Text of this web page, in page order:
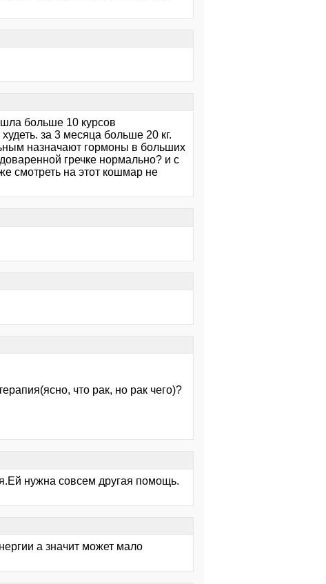
больше 10 курсов
за 3 месяца больше 20 кг.
назначают гормоны в больших
гречке нормально? и с
смотреть на этот кошмар не
что рак, но рак чего)?
нужна совсем другая помощь.
а значит может мало